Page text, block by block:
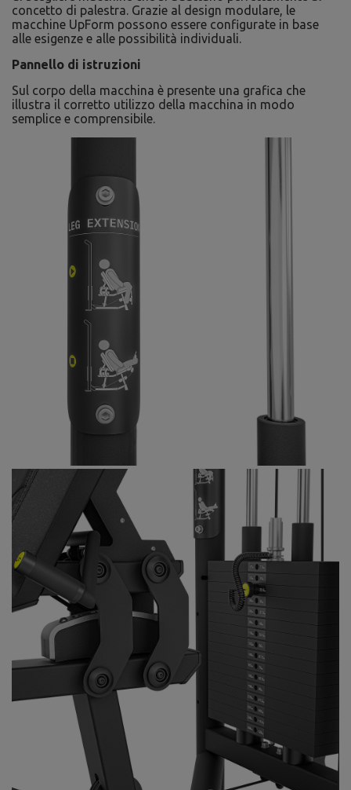
concetto di palestra. Grazie al design modulare, le
macchine UpForm possono essere configurate in base
alle esigenze e alle possibilità individuali.
Pannello di istruzioni
Sul corpo della macchina è presente una grafica che
illustra il corretto utilizzo della macchina in modo
semplice e comprensibile.